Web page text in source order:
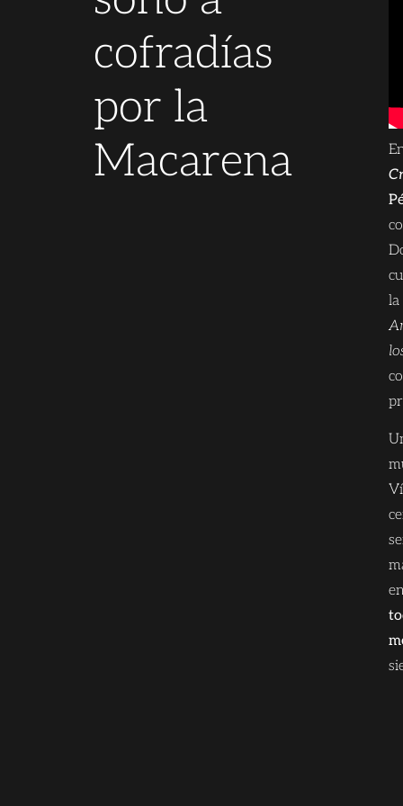
cofradías
por la
Macarena
la